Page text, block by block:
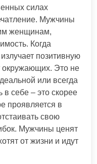
силах
Мужчины
женщинам,
Когда
позитивную
окружающих. Это не
или всегда
в себе – это скорее
проявляется в
свою
Мужчины ценят
от жизни и идут